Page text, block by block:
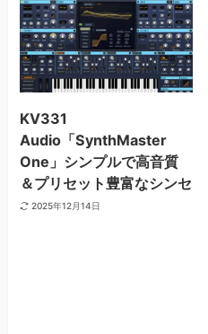
KV331
Audio「SynthMaster
One」シンプルで高音質
＆プリセット豊富なシンセ
2025年12月14日